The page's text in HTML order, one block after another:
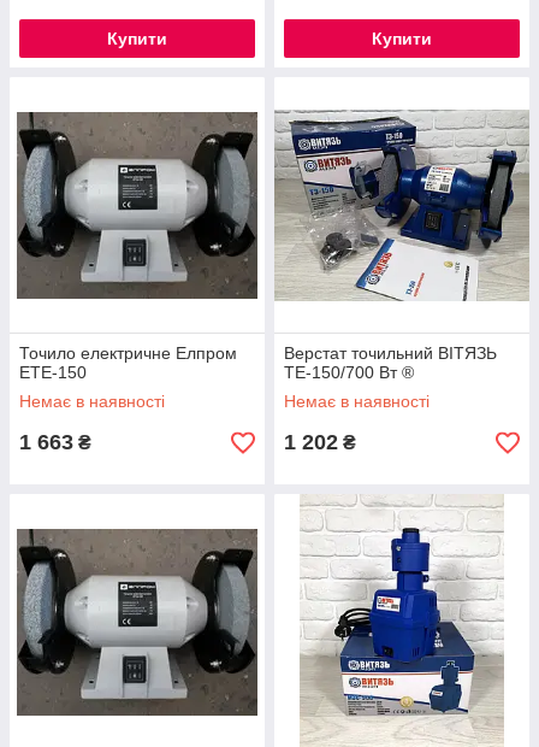
Купити Купити
Точило електричне Елпром
ЕТЕ-150
Немає в наявності
1 663 ₴
Верстат точильний ВІТЯЗЬ
ТЕ-150/700 Вт ®
Немає в наявності
1 202 ₴